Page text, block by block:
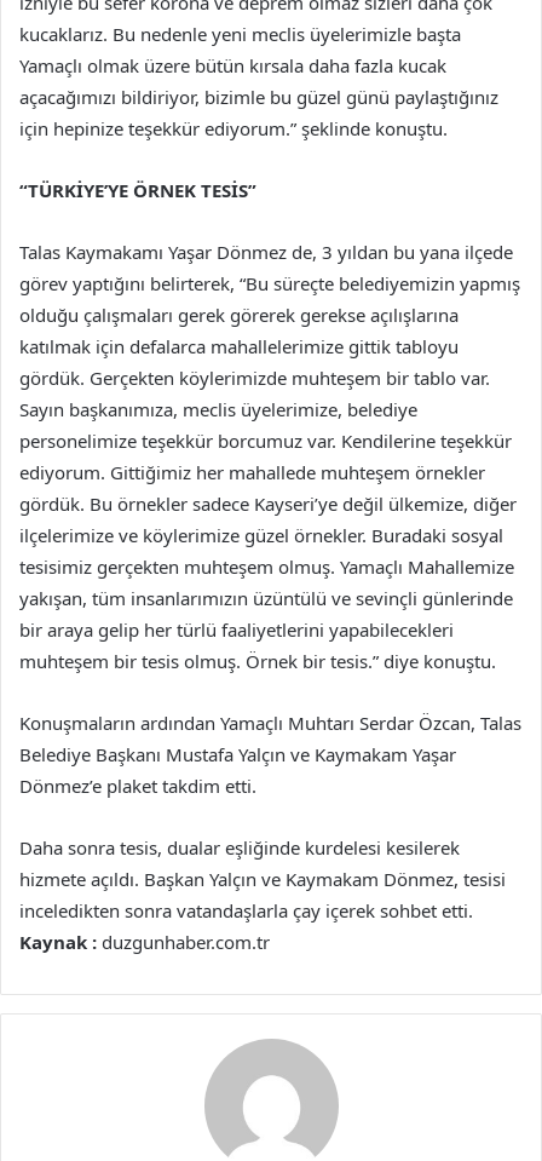
kucaklarız. Bu nedenle yeni meclis üyelerimizle başta
Yamaçlı olmak üzere bütün kırsala daha fazla kucak
açacağımızı bildiriyor, bizimle bu güzel günü paylaştığınız
için hepinize teşekkür ediyorum.” şeklinde konuştu.
“TÜRKİYE’YE ÖRNEK TESİS”
Talas Kaymakamı Yaşar Dönmez de, 3 yıldan bu yana ilçede
görev yaptığını belirterek, “Bu süreçte belediyemizin yapmış
olduğu çalışmaları gerek görerek gerekse açılışlarına
katılmak için defalarca mahallelerimize gittik tabloyu
gördük. Gerçekten köylerimizde muhteşem bir tablo var.
Sayın başkanımıza, meclis üyelerimize, belediye
personelimize teşekkür borcumuz var. Kendilerine teşekkür
ediyorum. Gittiğimiz her mahallede muhteşem örnekler
gördük. Bu örnekler sadece Kayseri’ye değil ülkemize, diğer
ilçelerimize ve köylerimize güzel örnekler. Buradaki sosyal
tesisimiz gerçekten muhteşem olmuş. Yamaçlı Mahallemize
yakışan, tüm insanlarımızın üzüntülü ve sevinçli günlerinde
bir araya gelip her türlü faaliyetlerini yapabilecekleri
muhteşem bir tesis olmuş. Örnek bir tesis.” diye konuştu.
Konuşmaların ardından Yamaçlı Muhtarı Serdar Özcan, Talas
Belediye Başkanı Mustafa Yalçın ve Kaymakam Yaşar
Dönmez’e plaket takdim etti.
Daha sonra tesis, dualar eşliğinde kurdelesi kesilerek
hizmete açıldı. Başkan Yalçın ve Kaymakam Dönmez, tesisi
inceledikten sonra vatandaşlarla çay içerek sohbet etti.
Kaynak : duzgunhaber.com.tr